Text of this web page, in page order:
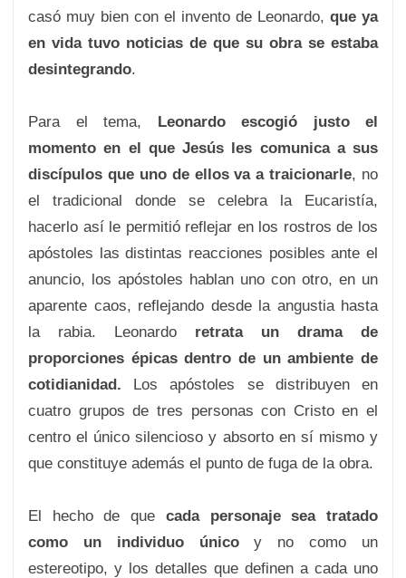
casó muy bien con el invento de Leonardo, que ya
en vida tuvo noticias de que su obra se estaba
desintegrando.
Para el tema, Leonardo escogió justo el
momento en el que Jesús les comunica a sus
discípulos que uno de ellos va a traicionarle, no
el tradicional donde se celebra la Eucaristía,
hacerlo así le permitió reflejar en los rostros de los
apóstoles las distintas reacciones posibles ante el
anuncio, los apóstoles hablan uno con otro, en un
aparente caos, reflejando desde la angustia hasta
la rabia. Leonardo retrata un drama de
proporciones épicas dentro de un ambiente de
cotidianidad. Los apóstoles se distribuyen en
cuatro grupos de tres personas con Cristo en el
centro el único silencioso y absorto en sí mismo y
que constituye además el punto de fuga de la obra.
El hecho de que cada personaje sea tratado
como un individuo únicoy no como un
estereotipo, y los detalles que definen a cada uno